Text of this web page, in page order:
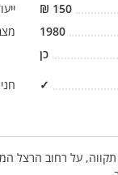
150
₪
1980
כן
✓
על רחוב הרצל